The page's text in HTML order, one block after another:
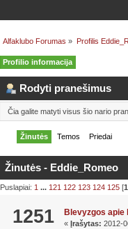
Alfaklubo Forumas » Profilis
Profilio informacija
Rodyti pranešimus
Čia galite matyti visus šio nario
Žinutės Temos Priedai
Žinutės - Eddie_Romeo
Puslapiai: 1 ... 121 122 123 124 125 [
1251 Blevyzgos apie
« Įrašytas: 2012-